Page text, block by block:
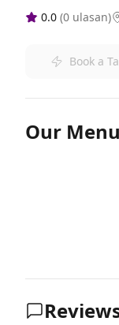
0.0 (0 ulasan)
Book a
Our Menu